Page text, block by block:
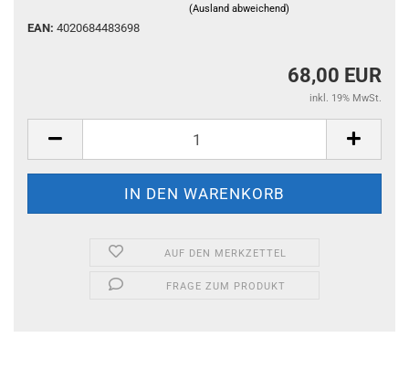
(Ausland abweichend)
EAN: 4020684483698
68,00 EUR
inkl. 19% MwSt.
AUF DEN MERKZETTEL
FRAGE ZUM PRODUKT